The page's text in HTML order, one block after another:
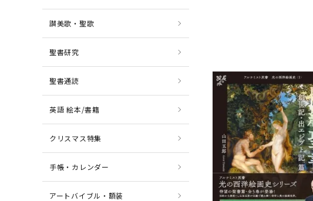
讃美歌・聖歌
聖書研究
聖書通読
英語 絵本/書籍
クリスマス特集
手帳・カレンダー
アートバイブル・額装